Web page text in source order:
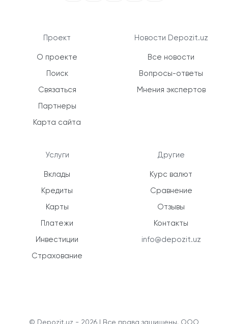
Проект
О проекте
Поиск
Связаться
Партнеры
Карта сайта
Услуги
Вклады
Кредиты
Карты
Платежи
Инвестиции
Страхование
Новости Depozit.uz
Все новости
Вопросы-ответы
Мнения экспертов
Другие
Курс валют
Сравнение
Отзывы
Контакты
info@depozit.uz
© Depozit.uz - 2026 | Все права защищены. ООО